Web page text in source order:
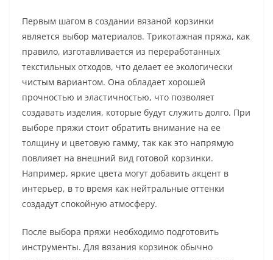
Первым шагом в создании вязаной корзинки
является выбор материалов. Трикотажная пряжа, как
правило, изготавливается из переработанных
текстильных отходов, что делает ее экологически
чистым вариантом. Она обладает хорошей
прочностью и эластичностью, что позволяет
создавать изделия, которые будут служить долго. При
выборе пряжи стоит обратить внимание на ее
толщину и цветовую гамму, так как это напрямую
повлияет на внешний вид готовой корзинки.
Например, яркие цвета могут добавить акцент в
интерьер, в то время как нейтральные оттенки
создадут спокойную атмосферу.
После выбора пряжи необходимо подготовить
инструменты. Для вязания корзинок обычно